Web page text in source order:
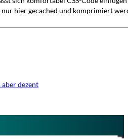
hier gecached und komprimiert
dezent